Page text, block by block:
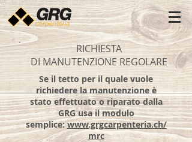
RICHIESTA
DI MANUTENZIONE REGOLARE
Se il tetto per il quale vuole
richiedere la manutenzione è
stato effettuato o riparato dalla
GRG usa il modulo
semplice:www.grgcarpenteria.ch/
mrc